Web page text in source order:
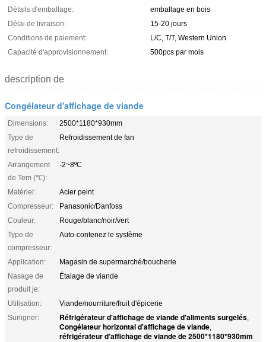
Détails d'emballage:
emballage en bois
Délai de livraison:
15-20 jours
Conditions de paiement:
L/C, T/T, Western Union
Capacité d'approvisionnement:
500pcs par mois
description de
Congélateur d'affichage de viande
Dimensions:
2500*1180*930mm
Type de
refroidissement:
Refroidissement de fan
Arrangement
de Tem (℃):
-2~8ºC
Matériel:
Acier peint
Compresseur:
Panasonic/Danfoss
Couleur:
Rouge/blanc/noir/vert
Type de
compresseur:
Auto-contenez le système
Application:
Magasin de supermarché/boucherie
Nasage de
produit je:
Étalage de viande
Utilisation:
Viande/nourriture/fruit d'épicerie
Surligner:
Réfrigérateur d'affichage de viande d'aliments surgelés,
Congélateur horizontal d'affichage de viande,
réfrigérateur d'affichage de viande de 2500*1180*930mm